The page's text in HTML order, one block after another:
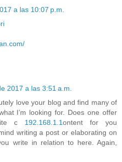
a las 10:07 p.m.
2017 a las 3:51 a.m.
love your blog and find many of
I’m looking for. Does one offer
c 192.168.1.1ontent for you
writing a post or elaborating on
write in relation to here. Again,